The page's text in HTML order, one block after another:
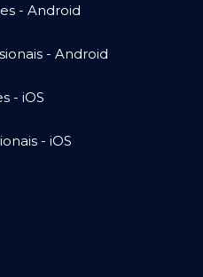
- Android
- Android
- iOS
- iOS